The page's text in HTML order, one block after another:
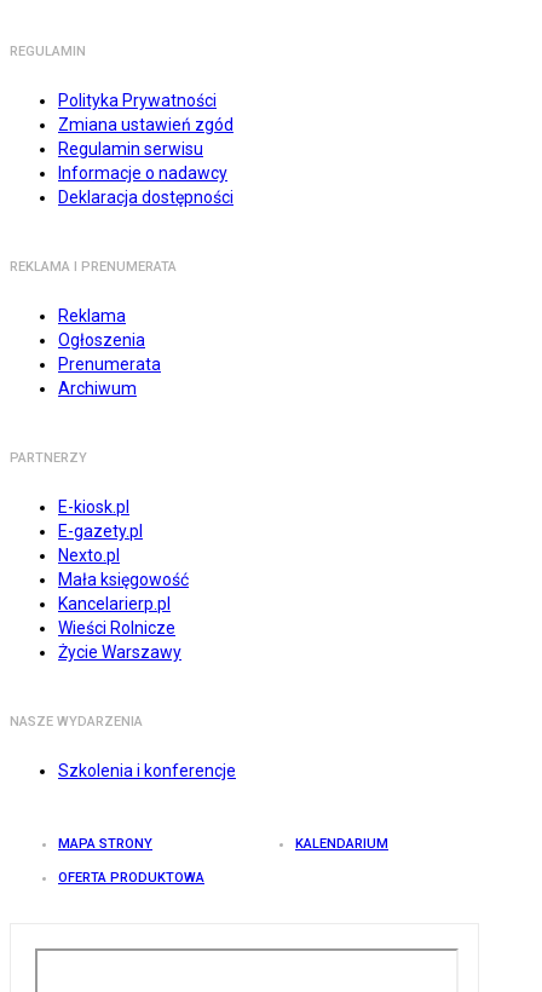
REGULAMIN
Polityka Prywatności
Zmiana ustawień zgód
Regulamin serwisu
Informacje o nadawcy
Deklaracja dostępności
REKLAMA I PRENUMERATA
Reklama
Ogłoszenia
Prenumerata
Archiwum
PARTNERZY
E-kiosk.pl
E-gazety.pl
Nexto.pl
Mała księgowość
Kancelarierp.pl
Wieści Rolnicze
Życie Warszawy
NASZE WYDARZENIA
Szkolenia i konferencje
MAPA STRONY KALENDARIUM
OFERTA PRODUKTOWA